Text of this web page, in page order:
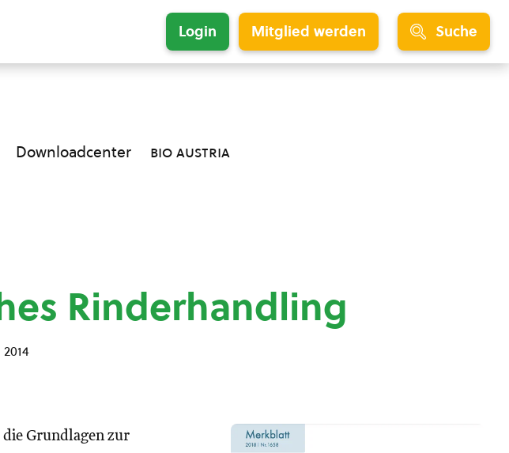
Login Mitglied werden Suche
Downloadcenter bio austria
Rinderhandling
Grundlagen zur